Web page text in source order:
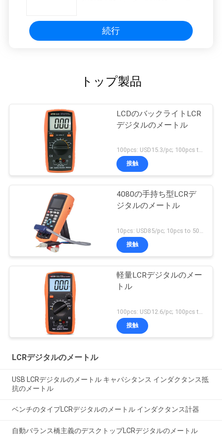
続行
トップ製品
LCDのバックライトLCR
デジタルのメートル
100pcs: USD15.3/pc; 100pcs to 500pcs: USD14.5/pc; 500pcs to 1000pcs: USD13.8/pc; Above 3000pcs: USD13.2/pc MOQ:100PCS
接触
4080の手持ち型LCRデ
ジタルのメートル
10pcs: USD85/pc; 10pcs to 50pcs: USD83/pc; Above 500pcs : USD80 MOQ:10pcs
接触
軽量LCRデジタルのメー
トル
接触
LCRデジタルのメートル
USB LCRデジタルのメートル キャパシタンス インダクタンス抵
抗のメートル
ベンチのタイプLCRデジタルのメートル インダクタンス計器
自動バランス橋主義のデスクトップLCRデジタルのメートル